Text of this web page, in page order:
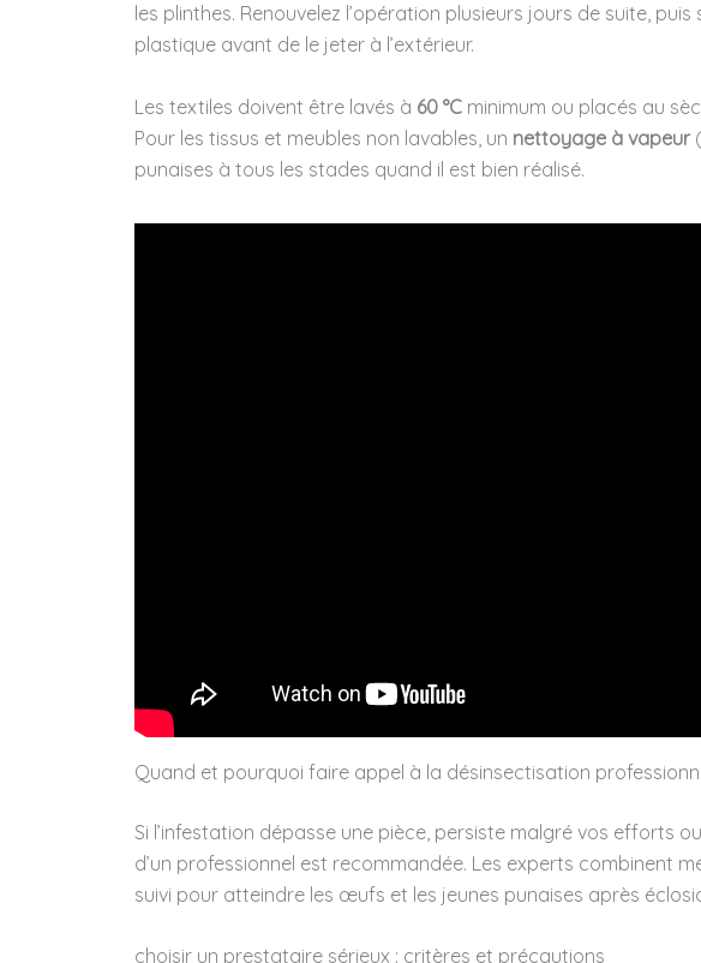
les plinthes. Renouvelez l’opération plusieurs jours de suite,
plastique avant de le jeter à l’extérieur.
Les textiles doivent être lavés à 60 °C minimum ou placés au
Pour les tissus et meubles non lavables, un nettoyage à vapeur
punaises à tous les stades quand il est bien réalisé.
Quand et pourquoi faire appel à la désinsectisation
Si l’infestation dépasse une pièce, persiste malgré vos efforts
d’un professionnel est recommandée. Les experts combinent
suivi pour atteindre les œufs et les jeunes punaises après
choisir un prestataire sérieux : critères et précautions